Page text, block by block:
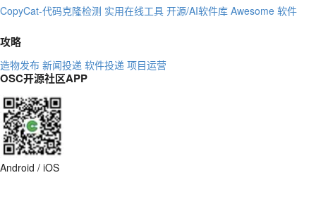
CopyCat-代码克隆检测 实用在线工具 开源/AI软件库 Awesome 软件
攻略
造物发布 新闻投递 软件投递 项目运营
OSC开源社区APP
Android / iOS